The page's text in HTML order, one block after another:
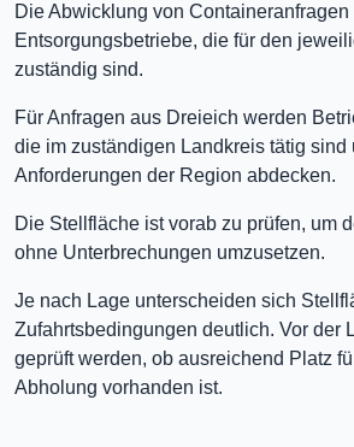
Die Abwicklung von Containeranfragen
Entsorgungsbetriebe, die für den
zuständig sind.
Für Anfragen aus Dreieich werden
die im zuständigen Landkreis tätig sind
Anforderungen der Region abdecken.
Die Stellfläche ist vorab zu prüfen, um
ohne Unterbrechungen umzusetzen.
Je nach Lage unterscheiden sich
Zufahrtsbedingungen deutlich. Vor der
geprüft werden, ob ausreichend Platz
Abholung vorhanden ist.